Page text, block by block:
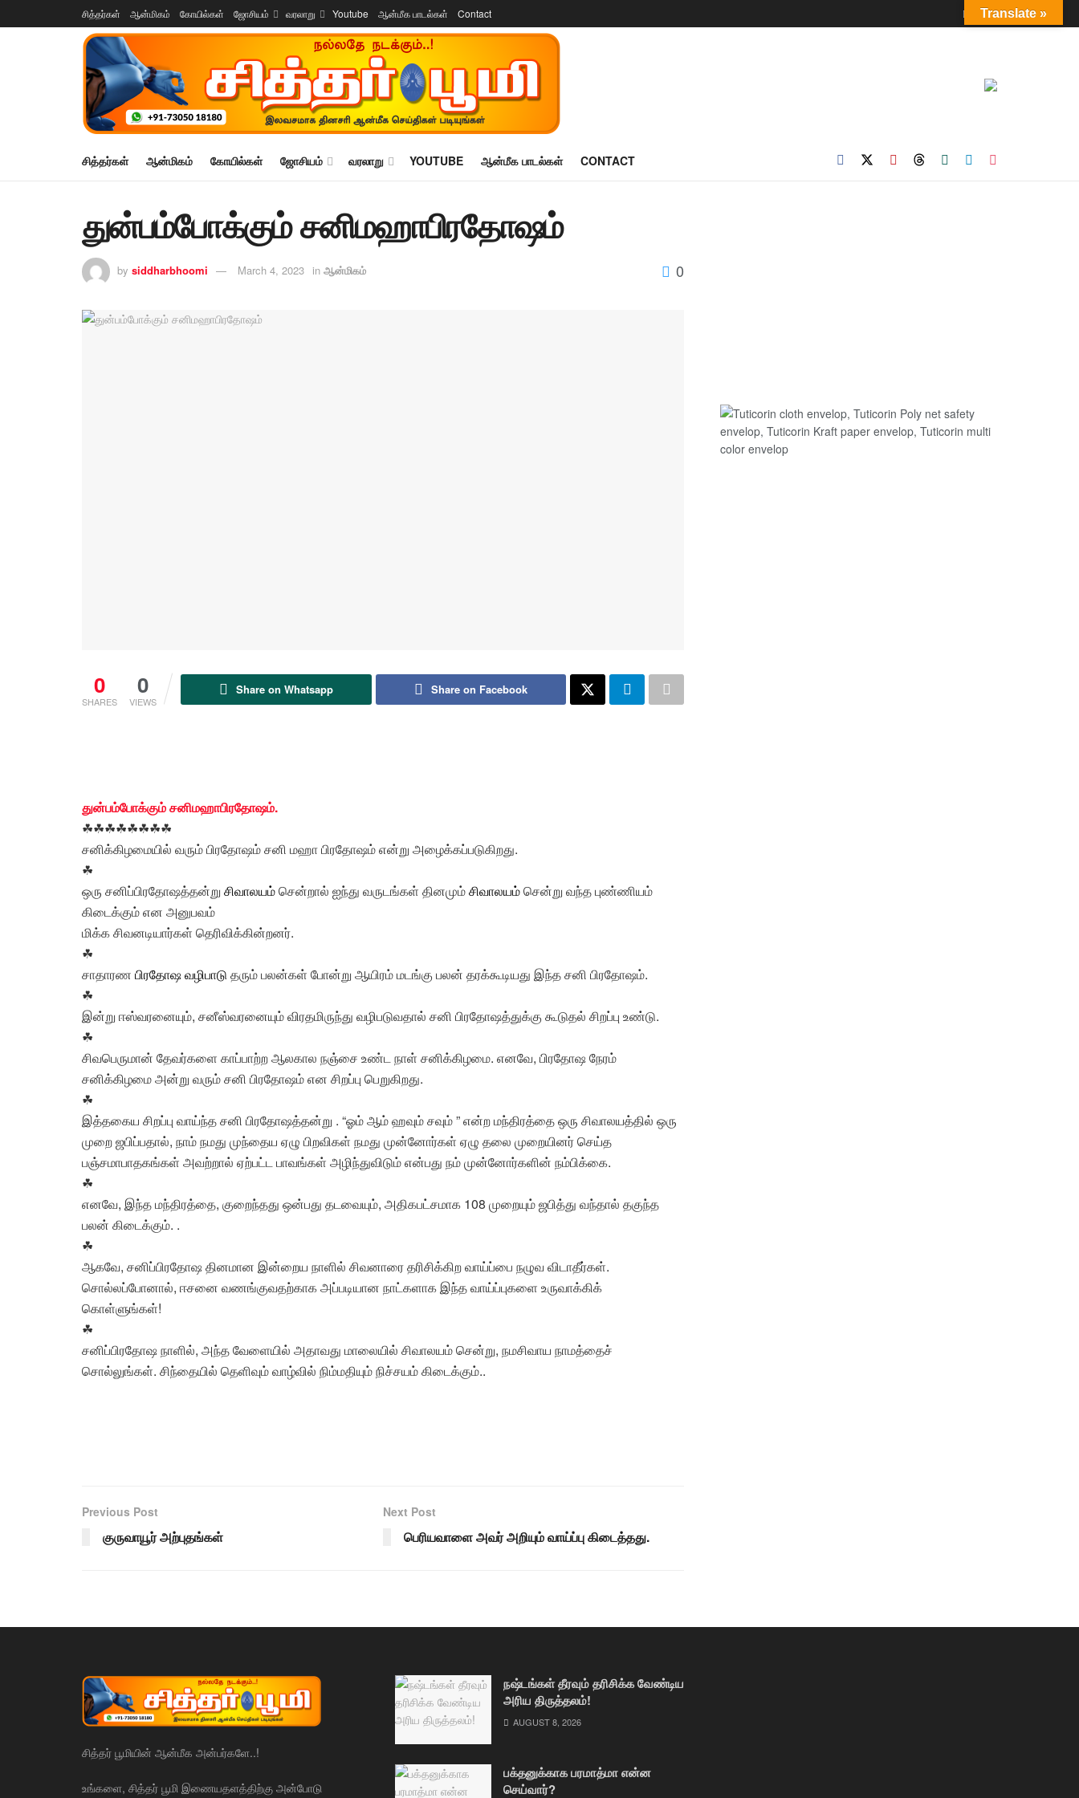
சித்தர்கள் ஆன்மிகம் கோயில்கள் ஜோசியம் வரலாறு Youtube ஆன்மீக பாடல்கள் Contact Login
சித்தர்கள் ஆன்மிகம் கோயில்கள் ஜோசியம் வரலாறு YOUTUBE ஆன்மீக பாடல்கள் CONTACT
துன்பம்போக்கும் சனிமஹாபிரதோஷம்
by siddharbhoomi March 4, 2023 in ஆன்மிகம் 0
0
SHARES
0
VIEWS
Share on Whatsapp Share on Facebook
துன்பம்போக்கும் சனிமஹாபிரதோஷம்.
☘☘☘☘☘☘☘☘
சனிக்கிழமையில் வரும் பிரதோஷம் சனி மஹா பிரதோஷம் என்று அழைக்கப்படுகிறது.
☘
ஒரு சனிப்பிரதோஷத்தன்று சிவாலயம்சென்றால் ஐந்து வருடங்கள் தினமும்சிவாலயம்சென்று வந்த புண்ணியம்
கிடைக்கும் என அனுபவம்
மிக்க சிவனடியார்கள் தெரிவிக்கின்றனர்.
☘
சாதாரண பிரதோஷ வழிபாடு தரும் பலன்கள் போன்று ஆயிரம் மடங்கு பலன் தரக்கூடியது இந்த சனி பிரதோஷம்.
☘
இன்று ஈஸ்வரனையும், சனீஸ்வரனையும் விரதமிருந்து வழிபடுவதால் சனி பிரதோஷத்துக்கு கூடுதல் சிறப்பு உண்டு.
☘
சிவபெருமான் தேவர்களை காப்பாற்ற ஆலகால நஞ்சை உண்ட நாள் சனிக்கிழமை. எனவே, பிரதோஷ நேரம்
சனிக்கிழமை அன்று வரும் சனி பிரதோஷம் என சிறப்பு பெறுகிறது.
☘
இத்தகைய சிறப்பு வாய்ந்த சனி பிரதோஷத்தன்று . “ஓம் ஆம் ஹவும் சவும் ” என்ற மந்திரத்தை ஒரு சிவாலயத்தில் ஒரு
முறை ஜபிப்பதால், நாம் நமது முந்தைய ஏழு பிறவிகள் நமது முன்னோர்கள் ஏழு தலை முறையினர் செய்த
பஞ்சமாபாதகங்கள் அவற்றால் ஏற்பட்ட பாவங்கள் அழிந்துவிடும் என்பது நம் முன்னோர்களின் நம்பிக்கை.
☘
எனவே, இந்த மந்திரத்தை, குறைந்தது ஒன்பது தடவையும், அதிகபட்சமாக 108 முறையும் ஜபித்து வந்தால் தகுந்த
பலன் கிடைக்கும். .
☘
ஆகவே, சனிப்பிரதோஷ தினமான இன்றைய நாளில் சிவனாரை தரிசிக்கிற வாய்ப்பை நழுவ விடாதீர்கள்.
சொல்லப்போனால், ஈசனை வணங்குவதற்காக அப்படியான நாட்களாக இந்த வாய்ப்புகளை உருவாக்கிக்
கொள்ளுங்கள்!
☘
சனிப்பிரதோஷ நாளில், அந்த வேளையில் அதாவது மாலையில் சிவாலயம் சென்று, நமசிவாய நாமத்தைச்
சொல்லுங்கள். சிந்தையில் தெளிவும் வாழ்வில் நிம்மதியும் நிச்சயம் கிடைக்கும்..
Previous Post
குருவாயூர் அற்புதங்கள்
Next Post
பெரியவாளை அவர் அறியும் வாய்ப்பு கிடைத்தது.
சித்தர் பூமியின் ஆன்மீக அன்பர்களே..!
உங்களை, சித்தர் பூமி இணையதளத்திற்கு அன்போடு
நஷ்டங்கள் தீரவும் தரிசிக்க வேண்டிய
அரிய திருத்தலம்!
AUGUST 8, 2026
பக்தனுக்காக பரமாத்மா என்ன
செய்வார்?
Translate »